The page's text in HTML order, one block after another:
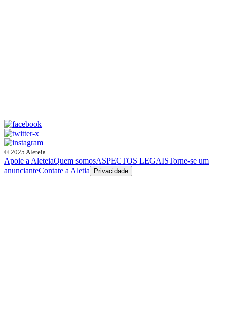
© 2025 Aleteia
Apoie a AleteiaQuem somosASPECTOS LEGAISTorne-se um
anuncianteContate a Aletia Privacidade